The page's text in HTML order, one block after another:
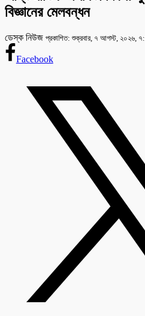
বিজ্ঞানের মেলবন্ধন
ডেস্ক নিউজ প্রকাশিত: শুক্রবার, ৭ আগস্ট, ২০২৬,
Facebook